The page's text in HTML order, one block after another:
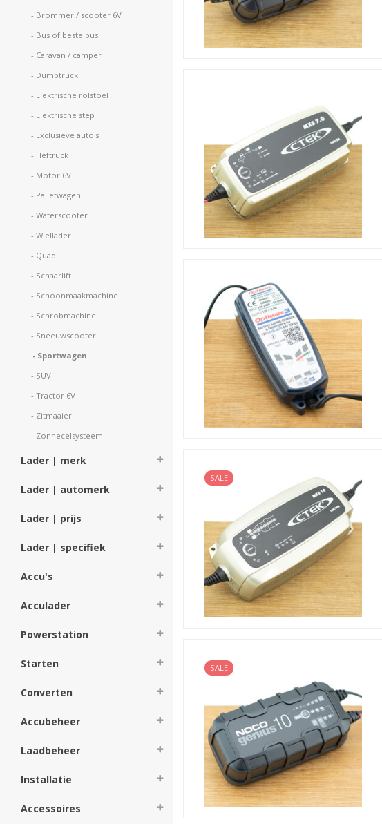
- Brommer / scooter 6V
- Bus of bestelbus
- Caravan / camper
- Dumptruck
- Elektrische rolstoel
- Elektrische step
- Exclusieve auto's
- Heftruck
- Motor 6V
- Palletwagen
- Waterscooter
- Wiellader
- Quad
- Schaarlift
- Schoonmaakmachine
- Schrobmachine
- Sneeuwscooter
- Sportwagen
- SUV
- Tractor 6V
- Zitmaaier
- Zonnecelsysteem
Lader | merk
Lader | automerk
Lader | prijs
Lader | specifiek
Accu's
Acculader
Powerstation
Starten
Converten
Accubeheer
Laadbeheer
Installatie
Accessoires
SALE
SALE